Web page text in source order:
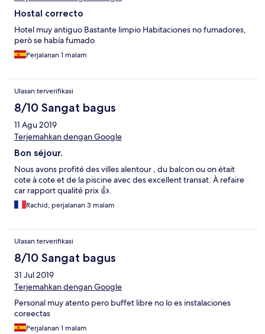
Hostal correcto
Hotel muy antiguo Bastante limpio Habitaciones no fumadores,
però se había fumado
Perjalanan 1 malam
Ulasan terverifikasi
8/10 Sangat bagus
11 Agu 2019
Terjemahkan dengan Google
Bon séjour.
Nous avons profité des villes alentour , du balcon ou on était
cote à cote et de la piscine avec des excellent transat. À refaire
car rapport qualité prix 👍.
Rachid, perjalanan 3 malam
Ulasan terverifikasi
8/10 Sangat bagus
31 Jul 2019
Terjemahkan dengan Google
Personal muy atento pero buffet libre no lo es instalaciones
coreectas
Perjalanan 1 malam